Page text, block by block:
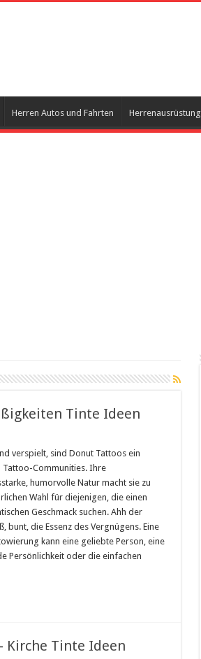
Herren Autos und Fahrten Herrenausrüstung
Tinte Ideen
verspielt, sind Donut Tattoos ein
Tattoo-Communities. Ihre
humorvolle Natur macht sie zu
Wahl für diejenigen, die einen
Geschmack suchen. Ahh der
bunt, die Essenz des Vergnügens. Eine
kann eine geliebte Person, eine
Persönlichkeit oder die einfachen
Kirche Tinte Ideen